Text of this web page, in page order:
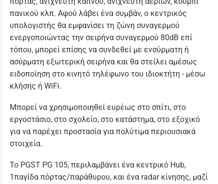
πανικού κλπ. Αφού λάβει ένα συμβάν, ο κεντρικός
υπολογιστής θα εμφανίσει τη ζώνη συναγερμού
ενεργοποιώντας την σειρήνα συναγερμού 80dB επί
τόπου, μπορεί επίσης να συνδεθεί με ενσύρματη ή
ασύρματη εξωτερική σειρήνα και θα στείλει αμέσως
ειδοποίηση στο κινητό τηλέφωνο του ιδιοκτήτη - μέσω
κλήσης ή WiFi.
Μπορεί να χρησιμοποιηθεί ευρέως στο σπίτι, στο
εργοστάσιο, στο σχολείο, στο κατάστημα, στο εξοχικό
για να παρέχει προστασία για πολύτιμα περιουσιακά
στοιχεία.
Το PGST PG 105, περιλαμβάνει ένα κεντρικό Ηub,
1παγίδα πόρτας/παράθυρου, και ένα radar κίνησης, μαζί